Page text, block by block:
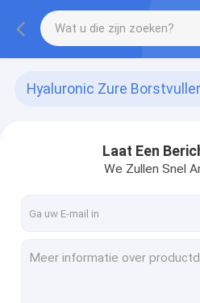
Hyaluronic Zure Borstvuller
Laat Een
We Zullen Snel